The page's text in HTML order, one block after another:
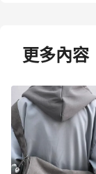
更多內容